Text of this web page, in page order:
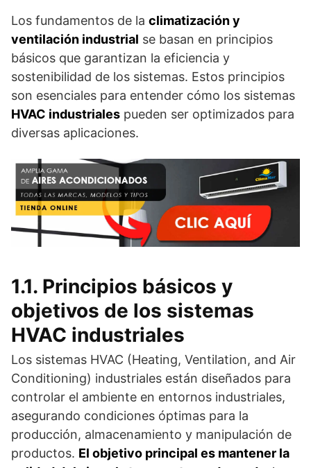
Los fundamentos de la climatización y
ventilación industrial se basan en principios
básicos que garantizan la eficiencia y
sostenibilidad de los sistemas. Estos principios
son esenciales para entender cómo los sistemas
HVAC industriales pueden ser optimizados para
diversas aplicaciones.
1.1. Principios básicos y
objetivos de los sistemas
HVAC industriales
Los sistemas HVAC (Heating, Ventilation, and Air
Conditioning) industriales están diseñados para
controlar el ambiente en entornos industriales,
asegurando condiciones óptimas para la
producción, almacenamiento y manipulación de
productos. El objetivo principal es mantener la